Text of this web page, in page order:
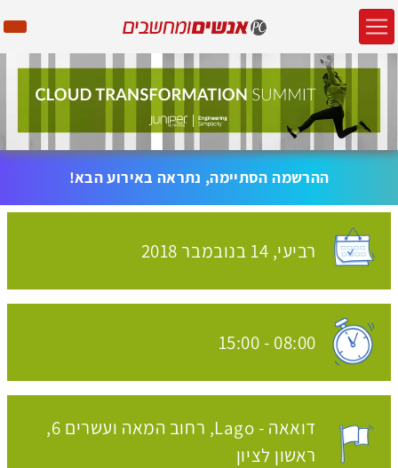
ההרשמה הסתיימה, נתראה באירוע הבא!
האירוע יתקיים בתאריך
רביעי, 14 בנובמבר 2018
שעת התחלת האירוע:
08:00
-
15:00
מקום האירוע:
דואאה - Lago
רחוב המאה ועשרים 6,
ראשון לציון